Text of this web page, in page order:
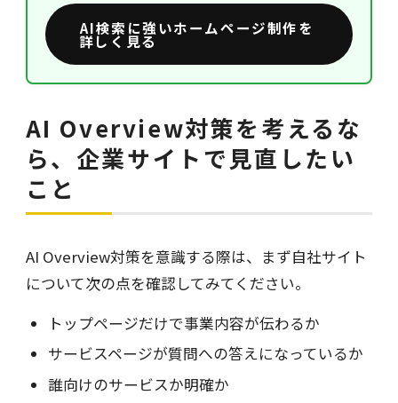
AI検索に強いホームページ制作を
詳しく見る
AI Overview対策を考えるな
ら、企業サイトで見直したい
こと
AI Overview対策を意識する際は、まず自社サイト
について次の点を確認してみてください。
トップページだけで事業内容が伝わるか
サービスページが質問への答えになっているか
誰向けのサービスか明確か